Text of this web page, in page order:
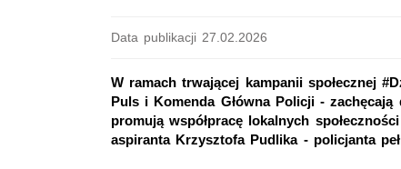
Data publikacji 27.02.2026
W ramach trwającej kampanii społecznej
Puls i Komenda Główna Policji -
promują współpracę lokalnych
aspiranta Krzysztofa Pudlika - policjanta